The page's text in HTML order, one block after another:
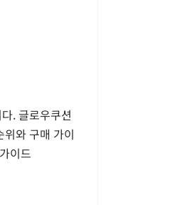
. 글로우쿠션
와 구매 가이
이드